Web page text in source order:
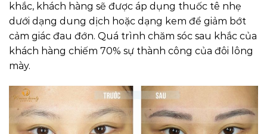
khắc, khách hàng sẽ được áp dụng thuốc tê nhẹ
dưới dạng dung dịch hoặc dạng kem để giảm bớt
cảm giác đau đớn. Quá trình chăm sóc sau khắc của
khách hàng chiếm 70% sự thành công của đôi lông
mày.